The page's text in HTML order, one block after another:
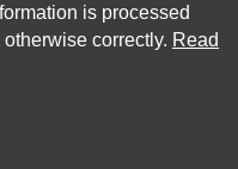
is processed
correctly. Read